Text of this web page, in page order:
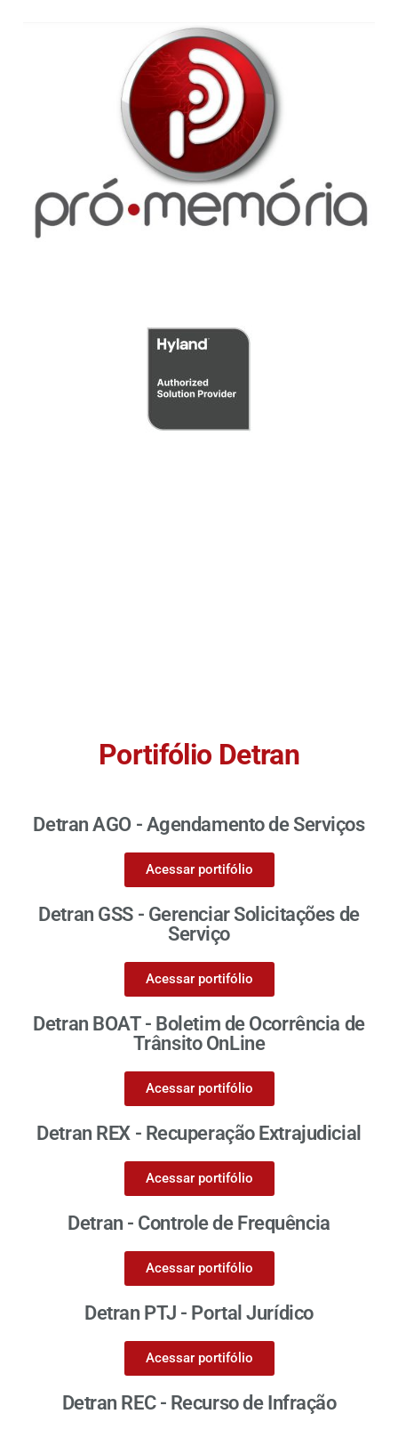
Portifólio Detran
Detran AGO - Agendamento de Serviços
Acessar portifólio
Detran GSS - Gerenciar Solicitações de
Serviço
Acessar portifólio
Detran BOAT - Boletim de Ocorrência de
Trânsito OnLine
Acessar portifólio
Detran REX - Recuperação Extrajudicial
Acessar portifólio
Detran - Controle de Frequência
Acessar portifólio
Detran PTJ - Portal Jurídico
Acessar portifólio
Detran REC - Recurso de Infração